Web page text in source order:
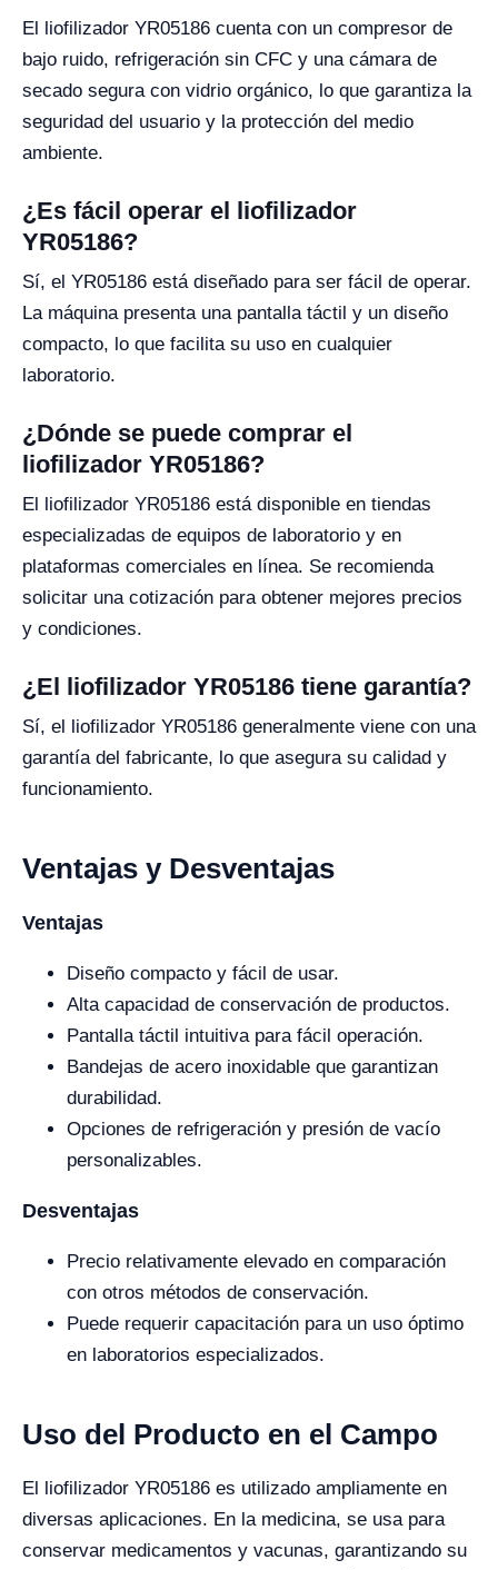
El liofilizador YR05186 cuenta con un compresor de
bajo ruido, refrigeración sin CFC y una cámara de
secado segura con vidrio orgánico, lo que garantiza la
seguridad del usuario y la protección del medio
ambiente.
¿Es fácil operar el liofilizador
YR05186?
Sí, el YR05186 está diseñado para ser fácil de operar.
La máquina presenta una pantalla táctil y un diseño
compacto, lo que facilita su uso en cualquier
laboratorio.
¿Dónde se puede comprar el
liofilizador YR05186?
El liofilizador YR05186 está disponible en tiendas
especializadas de equipos de laboratorio y en
plataformas comerciales en línea. Se recomienda
solicitar una cotización para obtener mejores precios
y condiciones.
¿El liofilizador YR05186 tiene garantía?
Sí, el liofilizador YR05186 generalmente viene con una
garantía del fabricante, lo que asegura su calidad y
funcionamiento.
Ventajas y Desventajas
Ventajas
Diseño compacto y fácil de usar.
Alta capacidad de conservación de productos.
Pantalla táctil intuitiva para fácil operación.
Bandejas de acero inoxidable que garantizan
durabilidad.
Opciones de refrigeración y presión de vacío
personalizables.
Desventajas
Precio relativamente elevado en comparación
con otros métodos de conservación.
Puede requerir capacitación para un uso óptimo
en laboratorios especializados.
Uso del Producto en el Campo
El liofilizador YR05186 es utilizado ampliamente en
diversas aplicaciones. En la medicina, se usa para
conservar medicamentos y vacunas, garantizando su